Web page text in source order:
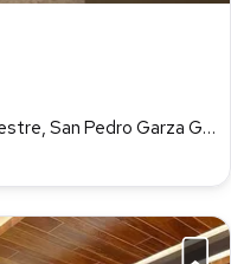
Blvd. Botánica 407, Valle Del Campestre, San Pedro Garza García